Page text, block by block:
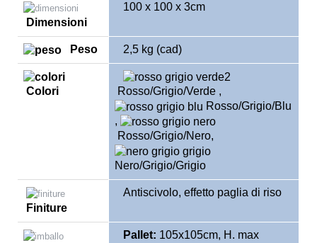
Dimensioni
100 x 100 x 3cm
Peso 2,5 kg (cad)
Colori Rosso/Grigio/Verde ,
Rosso/Grigio/Blu
,
Rosso/Grigio/Nero,
Nero/Grigio/Grigio
Finiture
Antiscivolo, effetto paglia di riso
Pallet: 105x105cm, H. max